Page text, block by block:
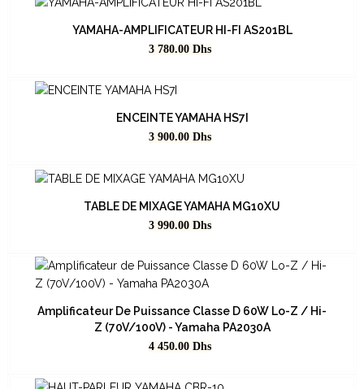
YAMAHA-AMPLIFICATEUR HI-FI AS201BL
Prix
3 780.00 Dhs
ENCEINTE YAMAHA HS7I
Prix
3 900.00 Dhs
TABLE DE MIXAGE YAMAHA MG10XU
Prix
3 990.00 Dhs
Amplificateur De Puissance Classe D 60W Lo-Z / Hi-
Z (70V/100V) - Yamaha PA2030A
Prix
4 450.00 Dhs